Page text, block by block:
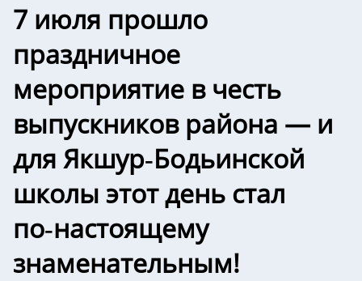
7 июля прошло
праздничное
мероприятие в честь
выпускников района — и
для Якшур‑Бодьинской
школы этот день стал
по‑настоящему
знаменательным!